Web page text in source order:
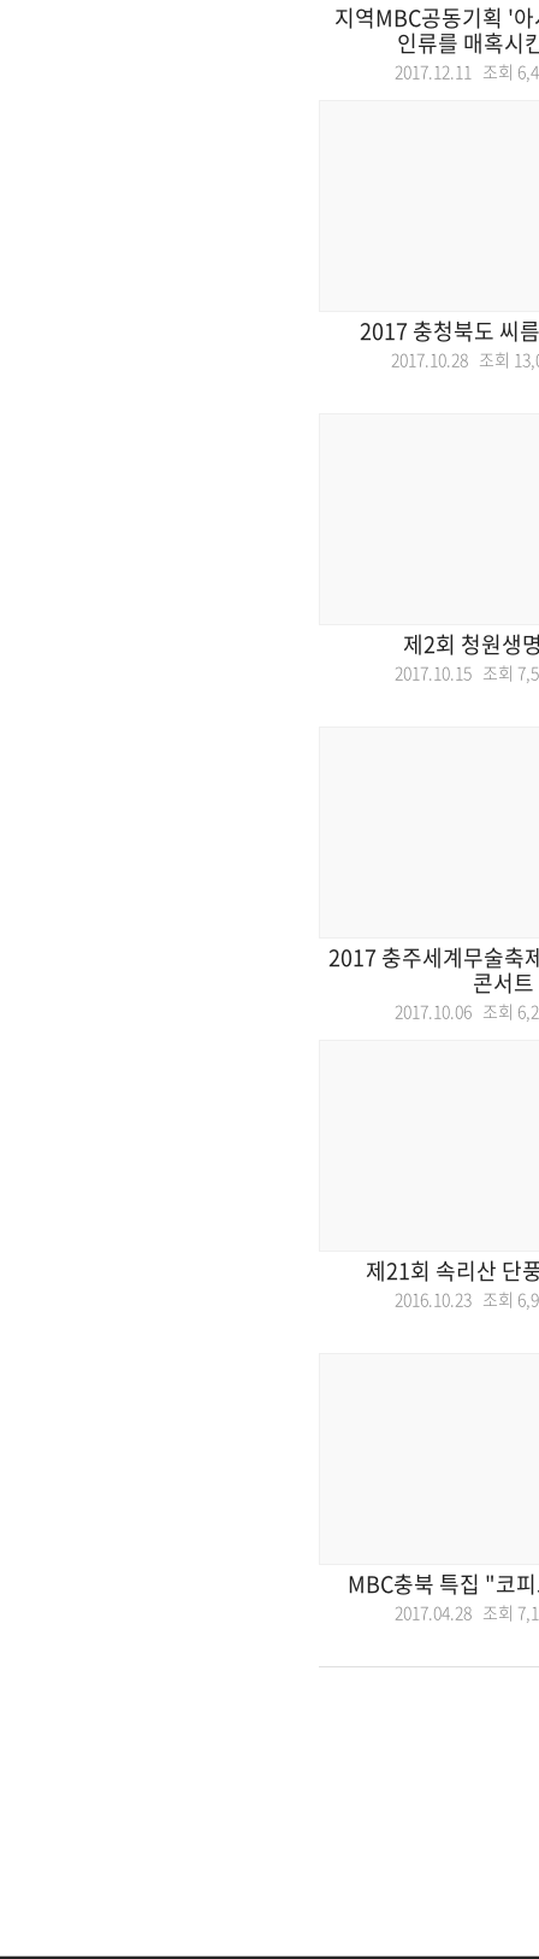
지역MBC공동기획 '
인류를 매혹시
2017.12.11 조회
2017 충청북도 씨
2017.10.28 조회
제2회 청원생
2017.10.15 조회
2017 충주세계무술축
콘서트
2017.10.06 조회
제21회 속리산 단
2016.10.23 조회
MBC충북 특집 "코
2017.04.28 조회